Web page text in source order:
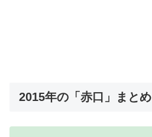
2015年の「赤口」まとめ